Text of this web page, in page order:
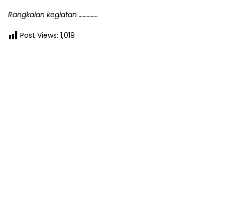
Rangkaian kegiatan …………..
Post Views: 1,019